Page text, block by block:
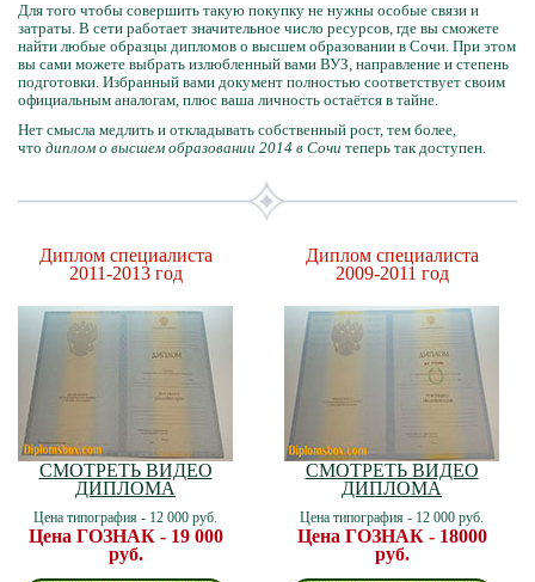
Для того чтобы совершить такую покупку не нужны особые связи и
затраты. В сети работает значительное число ресурсов, где вы сможете
найти любые образцы дипломов о высшем образовании в Сочи. При этом
вы сами можете выбрать излюбленный вами ВУЗ, направление и степень
подготовки. Избранный вами документ полностью соответствует своим
официальным аналогам, плюс ваша личность остаётся в тайне.
Нет смысла медлить и откладывать собственный рост, тем более,
что диплом о высшем образовании 2014 в Сочи теперь так доступен.
Диплом специалиста
2011-2013 год
СМОТРЕТЬ ВИДЕО
ДИПЛОМА
Цена типография - 12 000 руб.
Цена ГОЗНАК - 19 000
руб.
Диплом специалиста
2009-2011 год
СМОТРЕТЬ ВИДЕО
ДИПЛОМА
Цена типография - 12 000 руб.
Цена ГОЗНАК - 18000
руб.